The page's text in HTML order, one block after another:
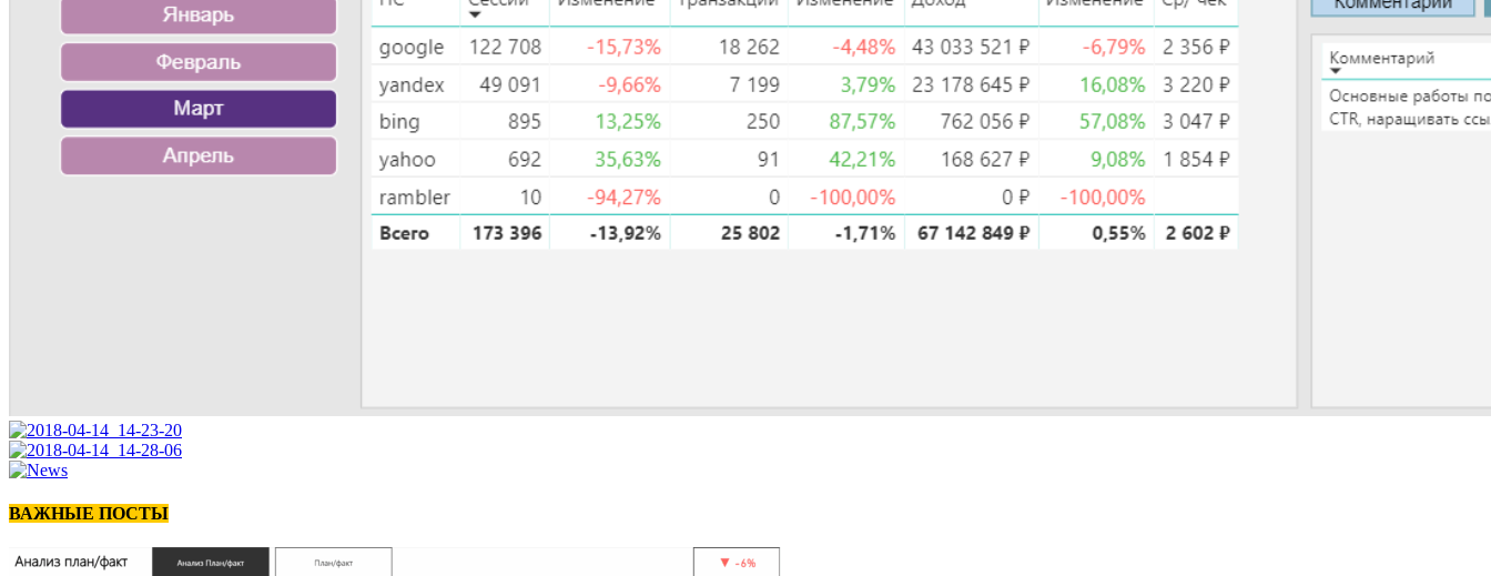
ВАЖНЫЕ ПОСТЫ